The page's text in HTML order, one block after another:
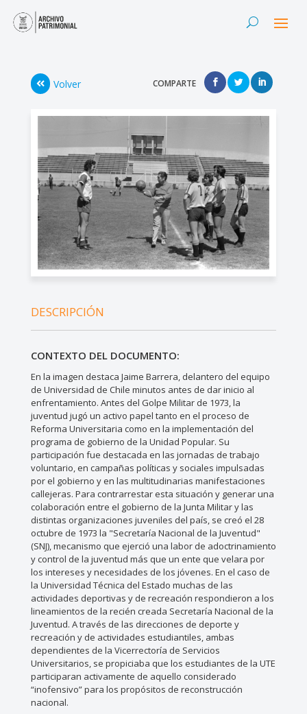
Volver COMPARTE
DESCRIPCIÓN
CONTEXTO DEL DOCUMENTO:
En la imagen destaca Jaime Barrera, delantero del equipo
de Universidad de Chile minutos antes de dar inicio al
enfrentamiento. Antes del Golpe Militar de 1973, la
juventud jugó un activo papel tanto en el proceso de
Reforma Universitaria como en la implementación del
programa de gobierno de la Unidad Popular. Su
participación fue destacada en las jornadas de trabajo
voluntario, en campañas políticas y sociales impulsadas
por el gobierno y en las multitudinarias manifestaciones
callejeras. Para contrarrestar esta situación y generar una
colaboración entre el gobierno de la Junta Militar y las
distintas organizaciones juveniles del país, se creó el 28
octubre de 1973 la "Secretaría Nacional de la Juventud"
(SNJ), mecanismo que ejerció una labor de adoctrinamiento
y control de la juventud más que un ente que velara por
los intereses y necesidades de los jóvenes. En el caso de
la Universidad Técnica del Estado muchas de las
actividades deportivas y de recreación respondieron a los
lineamientos de la recién creada Secretaría Nacional de la
Juventud. A través de las direcciones de deporte y
recreación y de actividades estudiantiles, ambas
dependientes de la Vicerrectoría de Servicios
Universitarios, se propiciaba que los estudiantes de la UTE
participaran activamente de aquello considerado
“inofensivo” para los propósitos de reconstrucción
nacional.